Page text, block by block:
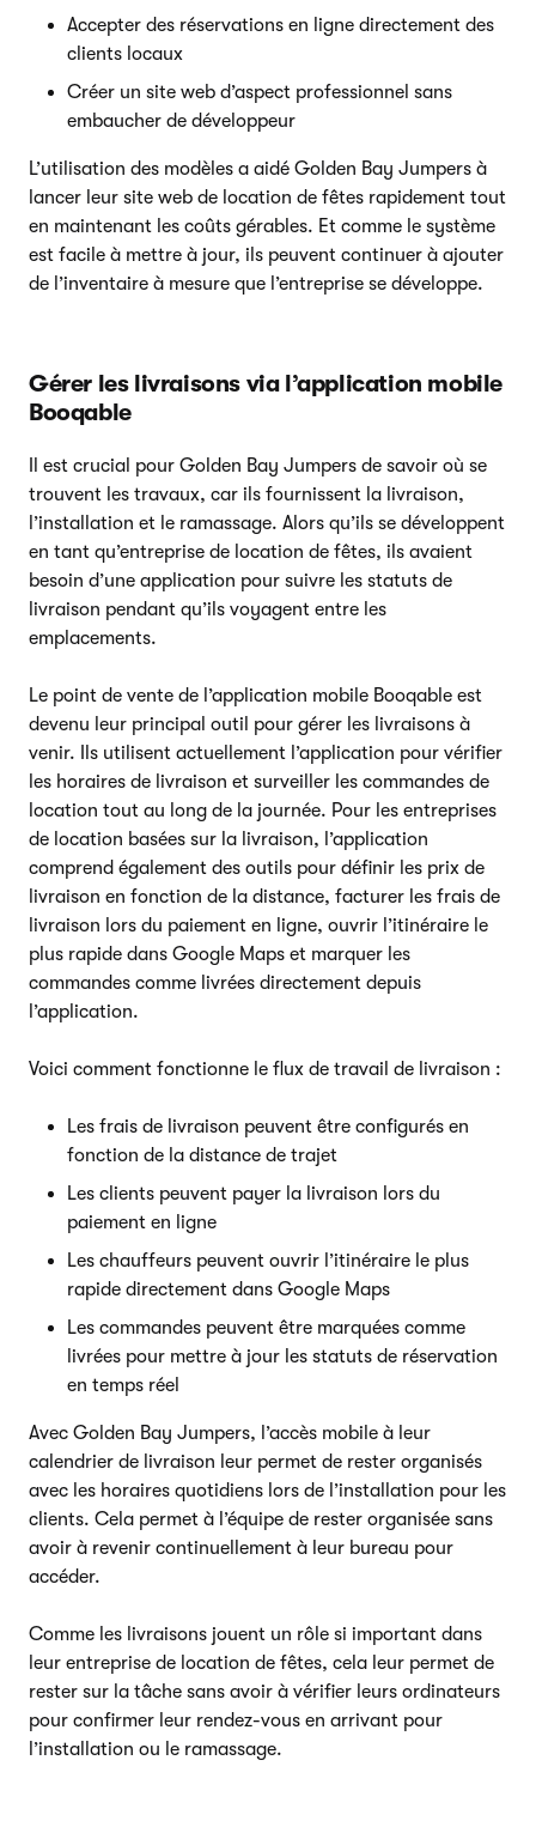
Accepter des réservations en ligne directement des
clients locaux
Créer un site web d’aspect professionnel sans
embaucher de développeur
L’utilisation des modèles a aidé Golden Bay Jumpers à
lancer leur site web de location de fêtes rapidement tout
en maintenant les coûts gérables. Et comme le système
est facile à mettre à jour, ils peuvent continuer à ajouter
de l’inventaire à mesure que l’entreprise se développe.
Gérer les livraisons via l’application mobile
Booqable
Il est crucial pour Golden Bay Jumpers de savoir où se
trouvent les travaux, car ils fournissent la livraison,
l’installation et le ramassage. Alors qu’ils se développent
en tant qu’entreprise de location de fêtes, ils avaient
besoin d’une application pour suivre les statuts de
livraison pendant qu’ils voyagent entre les
emplacements.
Le point de vente de l’application mobile Booqable est
devenu leur principal outil pour gérer les livraisons à
venir. Ils utilisent actuellement l’application pour vérifier
les horaires de livraison et surveiller les commandes de
location tout au long de la journée. Pour les entreprises
de location basées sur la livraison, l’application
comprend également des outils pour définir les prix de
livraison en fonction de la distance, facturer les frais de
livraison lors du paiement en ligne, ouvrir l’itinéraire le
plus rapide dans Google Maps et marquer les
commandes comme livrées directement depuis
l’application.
Voici comment fonctionne le flux de travail de livraison :
Les frais de livraison peuvent être configurés en
fonction de la distance de trajet
Les clients peuvent payer la livraison lors du
paiement en ligne
Les chauffeurs peuvent ouvrir l’itinéraire le plus
rapide directement dans Google Maps
Les commandes peuvent être marquées comme
livrées pour mettre à jour les statuts de réservation
en temps réel
Avec Golden Bay Jumpers, l’accès mobile à leur
calendrier de livraison leur permet de rester organisés
avec les horaires quotidiens lors de l’installation pour les
clients. Cela permet à l’équipe de rester organisée sans
avoir à revenir continuellement à leur bureau pour
accéder.
Comme les livraisons jouent un rôle si important dans
leur entreprise de location de fêtes, cela leur permet de
rester sur la tâche sans avoir à vérifier leurs ordinateurs
pour confirmer leur rendez-vous en arrivant pour
l’installation ou le ramassage.